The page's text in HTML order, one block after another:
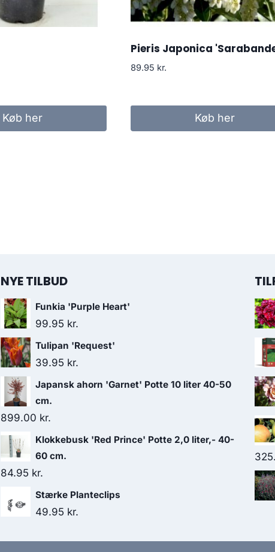
Køb her
Pieris Japonica
89.95 kr.
Køb her
NYE TILBUD
Funkia 'Purple Heart'
99.95 kr.
Tulipan 'Request'
39.95 kr.
Japansk ahorn 'Garnet' Potte 10 liter 40-50
cm.
899.00 kr.
Klokkebusk 'Red Prince' Potte 2,0 liter,- 40-
60 cm.
84.95 kr.
Stærke Planteclips
49.95 kr.